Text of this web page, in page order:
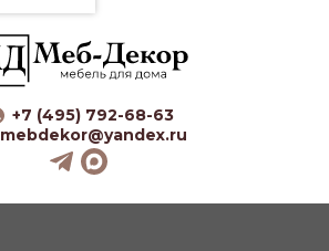
+7 (495) 792-68-63
mebdekor@yandex.ru